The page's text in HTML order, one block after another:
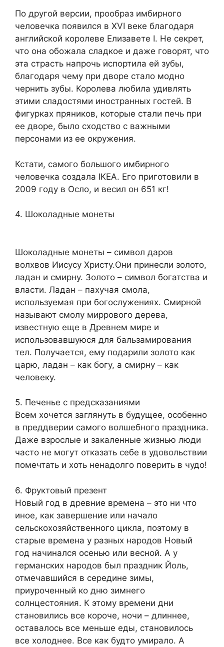
По другой версии, прообраз имбирного
человечка появился в XVI веке благодаря
английской королеве Елизавете I. Не секрет,
что она обожала сладкое и даже говорят, что
эта страсть напрочь испортила ей зубы,
благодаря чему при дворе стало модно
чернить зубы. Королева любила удивлять
этими сладостями иностранных гостей. В
фигурках пряников, которые стали печь при
ее дворе, было сходство с важными
персонами из ее окружения.
Кстати, самого большого имбирного
человечка создала IKEA. Его приготовили в
2009 году в Осло, и весил он 651 кг!
4. Шоколадные монеты
Шоколадные монеты – символ даров
волхвов Иисусу Христу.Они принесли золото,
ладан и смирну. Золото – символ богатства и
власти. Ладан – пахучая смола,
используемая при богослужениях. Смирной
называют смолу миррового дерева,
известную еще в Древнем мире и
использовавшуюся для бальзамирования
тел. Получается, ему подарили золото как
царю, ладан – как богу, а смирну – как
человеку.
5. Печенье с предсказаниями
Всем хочется заглянуть в будущее, особенно
в преддверии самого волшебного праздника.
Даже взрослые и закаленные жизнью люди
часто не могут отказать себе в удовольствии
помечтать и хоть ненадолго поверить в чудо!
6. Фруктовый презент
Новый год в древние времена – это ни что
иное, как завершение или начало
сельскохозяйственного цикла, поэтому в
старые времена у разных народов Новый
год начинался осенью или весной. А у
германских народов был праздник Йоль,
отмечавшийся в середине зимы,
приуроченный ко дню зимнего
солнцестояния. К этому времени дни
становились все короче, ночи – длиннее,
оставалось все меньше еды, становилось
все холоднее. Все как будто умирало. А